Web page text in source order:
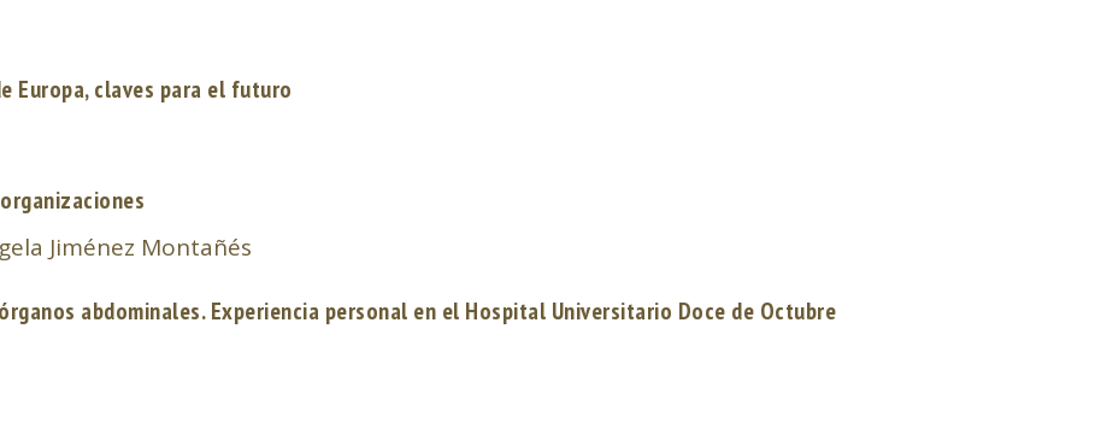
Europa, claves para el futuro
Jiménez Montañés
abdominales. Experiencia personal en el Hospital Universitario Doce de Octubre